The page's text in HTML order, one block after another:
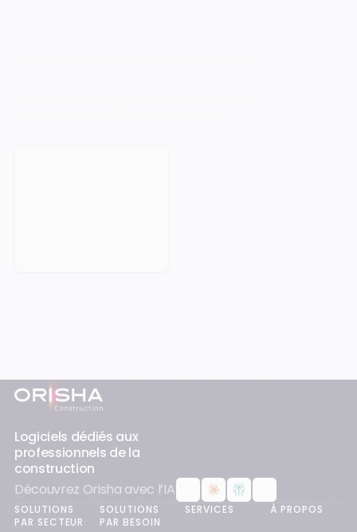
Pied-de-page
Logiciels dédiés aux
professionnels de la
construction
Découvrez Orisha avec l’IA
SOLUTIONS
PAR SECTEUR
SOLUTIONS
PAR BESOIN
SERVICES À PROPOS